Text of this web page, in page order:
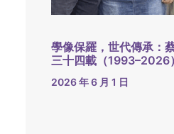
學像保羅，世代傳承：
三十四載（1993–2026
2026 年 6 月 1 日